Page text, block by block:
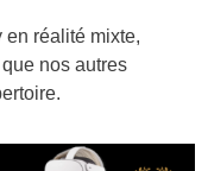
en réalité mixte,
nos autres